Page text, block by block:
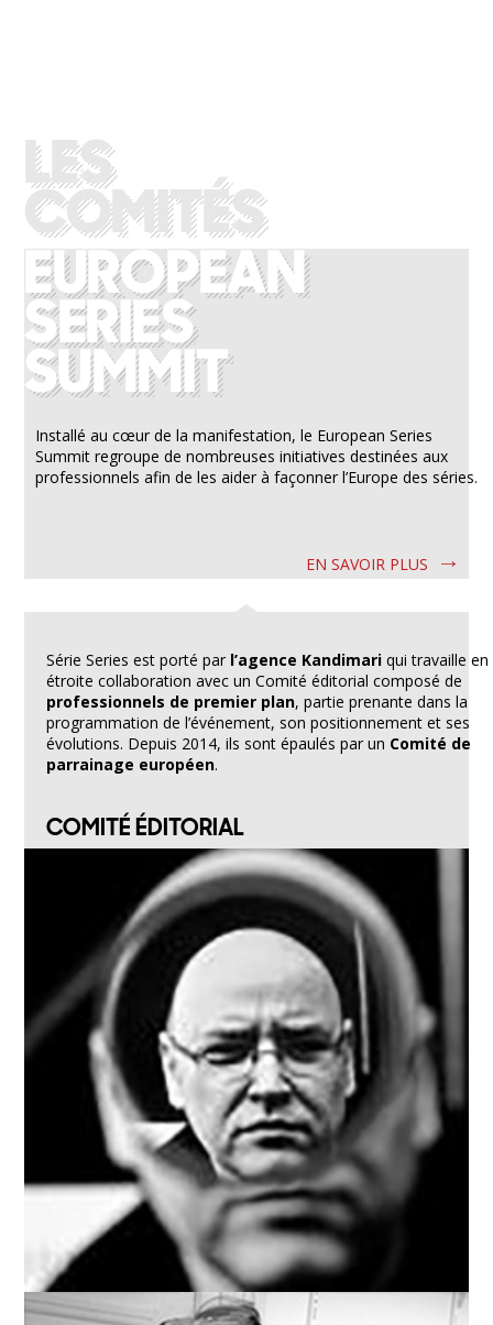
Installé au cœur de la manifestation, le European Series
Summit regroupe de nombreuses initiatives destinées aux
professionnels afin de les aider à façonner l’Europe des séries.
EN SAVOIR PLUS
Série Series est porté par l’agence Kandimari qui travaille en
étroite collaboration avec un Comité éditorial composé de
professionnels de premier plan, partie prenante dans la
programmation de l’événement, son positionnement et ses
évolutions. Depuis 2014, ils sont épaulés par un Comité de
parrainage européen.
COMITÉ ÉDITORIAL